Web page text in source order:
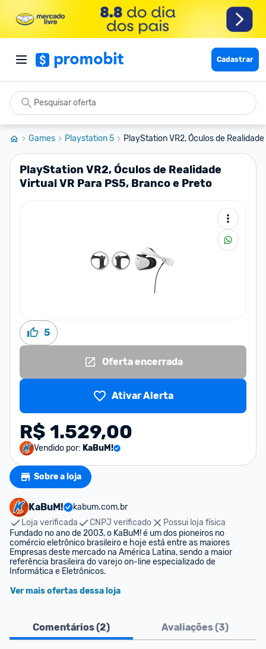
Cadastrar
Games Playstation 5 PlayStation VR2, Óculos de
PlayStation VR2, Óculos de Realidade
Virtual VR Para PS5, Branco e Preto
5
Oferta encerrada
Ativar Alerta
R$ 1.529,00
Vendido por: KaBuM!
Sobre a loja
KaBuM!
kabum.com.br
Loja verificada
CNPJ verificado
Possui loja física
Fundado no ano de 2003, o KaBuM! é um dos pioneiros no
comércio eletrônico brasileiro e hoje está entre as maiores
Empresas deste mercado na América Latina, sendo a maior
referência brasileira do varejo on-line especializado de
Informática e Eletrônicos.
Ver mais ofertas dessa loja
Comentários (2) Avaliações (3)